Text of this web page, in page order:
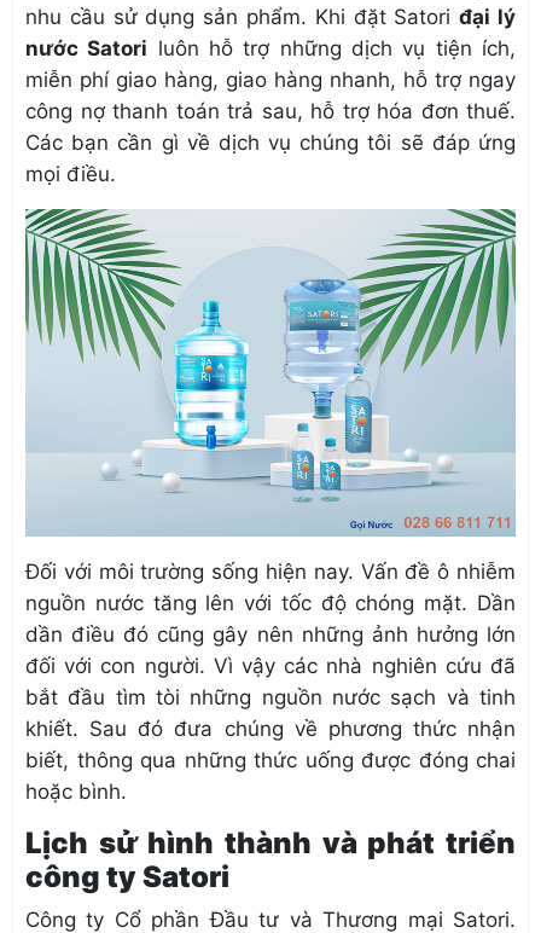
nhu cầu sử dụng sản phẩm. Khi đặt Satoriđại lý
nước Satori luôn hỗ trợ những dịch vụ tiện ích,
miễn phí giao hàng, giao hàng nhanh, hỗ trợ ngay
công nợ thanh toán trả sau, hỗ trợ hóa đơn thuế.
Các bạn cần gì về dịch vụ chúng tôi sẽ đáp ứng
mọi điều.
Đối với môi trường sống hiện nay. Vấn đề ô nhiễm
nguồn nước tăng lên với tốc độ chóng mặt. Dần
dần điều đó cũng gây nên những ảnh hưởng lớn
đối với con người. Vì vậy các nhà nghiên cứu đã
bắt đầu tìm tòi những nguồn nước sạch và tinh
khiết. Sau đó đưa chúng về phương thức nhận
biết, thông qua những thức uống được đóng chai
hoặc bình.
Lịch sử hình thành và phát triển
công ty Satori
Công ty Cổ phần Đầu tư và Thương mại Satori.